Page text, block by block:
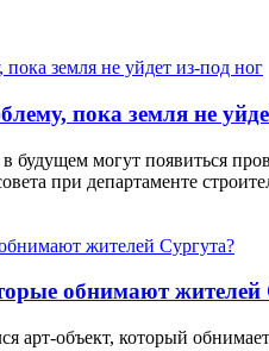
пока земля не
будущем могут появиться
при департаменте
обнимают жителей
арт-объект, который